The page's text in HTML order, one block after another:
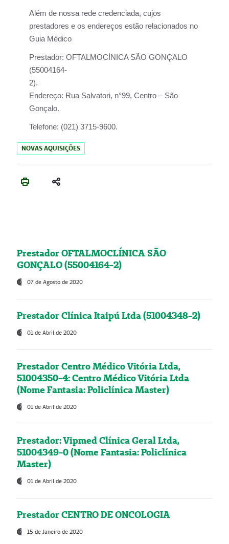
Além de nossa rede credenciada, cujos
prestadores e os endereços estão relacionados no
Guia Médico
Prestador: OFTALMOCÍNICA SÃO GONÇALO
(55004164-
2).
Endereço: Rua Salvatori, n°99, Centro – São
Gonçalo.
Telefone: (021) 3715-9600.
NOVAS AQUISIÇÕES
Prestador OFTALMOCLÍNICA SÃO
GONÇALO (55004164-2)
07 de Agosto de 2020
Prestador Clínica Itaipú Ltda (51004348-2)
01 de Abril de 2020
Prestador Centro Médico Vitória Ltda,
51004350-4: Centro Médico Vitória Ltda
(Nome Fantasia: Policlínica Master)
01 de Abril de 2020
Prestador: Vipmed Clínica Geral Ltda,
51004349-0 (Nome Fantasia: Policlínica
Master)
01 de Abril de 2020
Prestador CENTRO DE ONCOLOGIA
15 de Janeiro de 2020